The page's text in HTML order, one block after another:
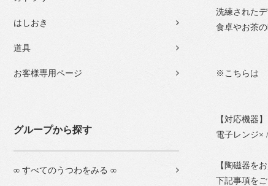
はしおき
道具
お客様専用ページ
グループから探す
∞ すべてのうつわをみる ∞
洗練された
食卓やお茶
※こちらは
【対応機器】
電子レンジ×
【陶磁器を
下記事項を